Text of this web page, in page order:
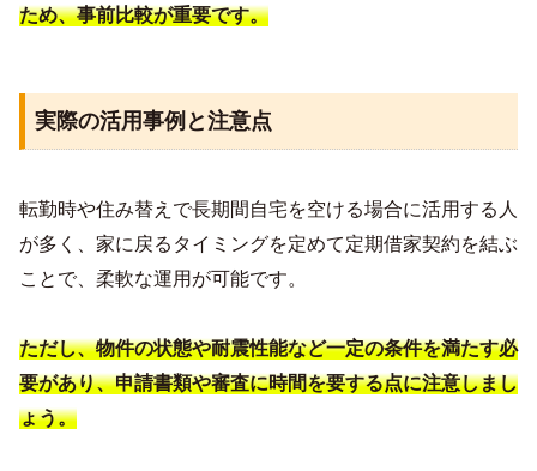
ため、事前比較が重要です。
実際の活用事例と注意点
転勤時や住み替えで長期間自宅を空ける場合に活用する人
が多く、家に戻るタイミングを定めて定期借家契約を結ぶ
ことで、柔軟な運用が可能です。
ただし、物件の状態や耐震性能など一定の条件を満たす必
要があり、申請書類や審査に時間を要する点に注意しまし
ょう。